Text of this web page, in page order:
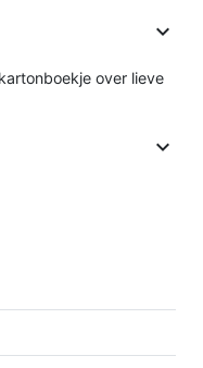

over lieve
